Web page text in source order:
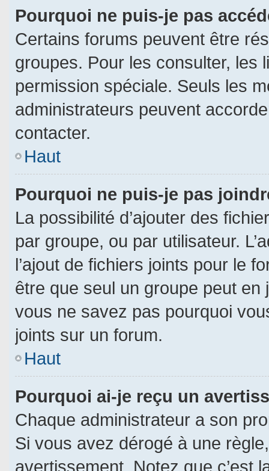
Pourquoi ne puis-je pas
Certains forums peuvent être
groupes. Pour les consulter, les
permission spéciale. Seuls les
administrateurs peuvent
contacter.
Haut
Pourquoi ne puis-je pas
La possibilité d’ajouter des
par groupe, ou par utilisateur.
l’ajout de fichiers joints pour le
être que seul un groupe peut en
vous ne savez pas pourquoi
joints sur un forum.
Haut
Pourquoi ai-je reçu un
Chaque administrateur a son
Si vous avez dérogé à une
avertissement. Notez que c’est